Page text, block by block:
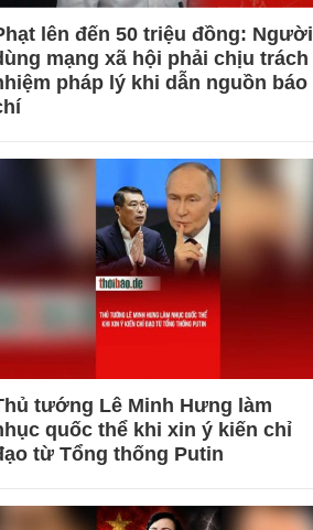
lên đến 50 triệu đồng: Người
mạng xã hội phải chịu trách
pháp lý khi dẫn nguồn báo
tướng Lê Minh Hưng làm
quốc thể khi xin ý kiến chỉ
từ Tổng thống Putin